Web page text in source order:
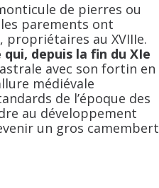
de pierres ou
parements ont
au XVIIIe.
depuis la fin du XIe
avec son fortin en
médiévale
de l’époque des
au développement
un gros camembert